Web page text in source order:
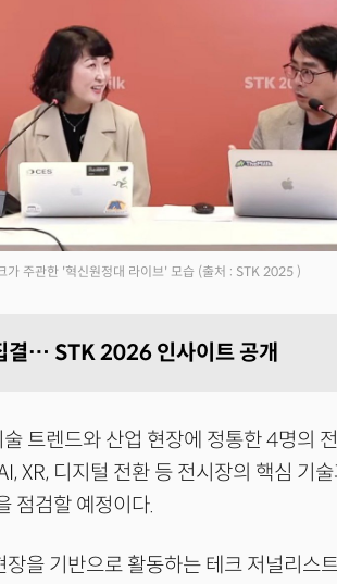
가 주관한 '혁신원정대 라이브' 모습 (출처 : STK 2025 )
결… STK 2026 인사이트 공개
트렌드와 산업 현장에 정통한 4명의
XR, 디지털 전환 등 전시장의 핵심 기
점검할 예정이다.
을 기반으로 활동하는 테크 저널리스